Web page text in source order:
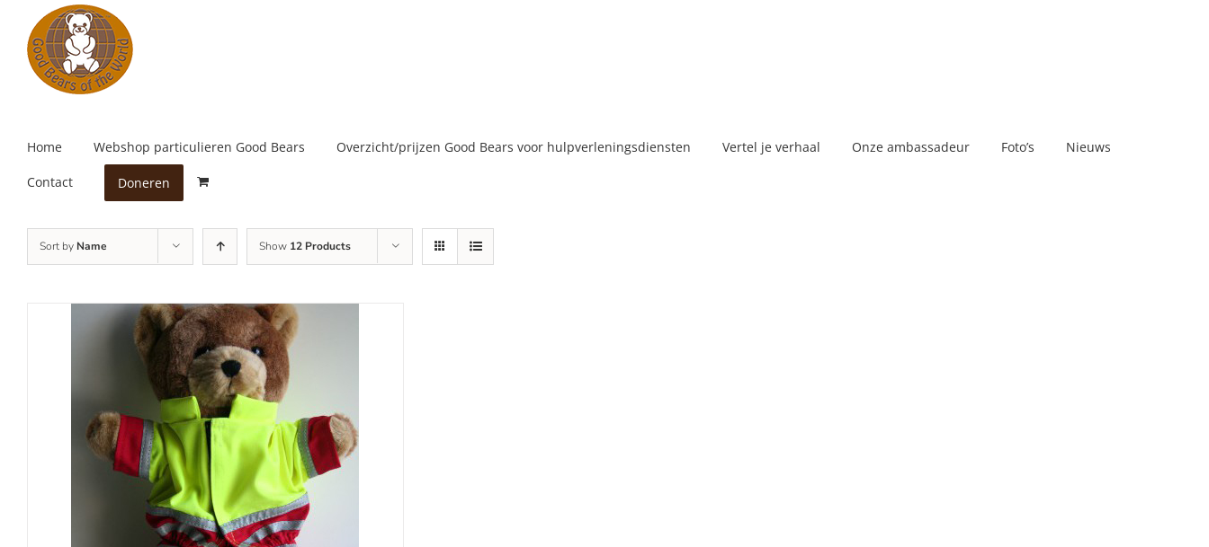
content
Home Webshop particulieren Good Bears Overzicht/prijzen Good Bears voor hulpverleningsdiensten Vertel je verhaal Onze ambassadeur Foto’s Nieuws
Contact Doneren
Sort by Name Show 12 Products